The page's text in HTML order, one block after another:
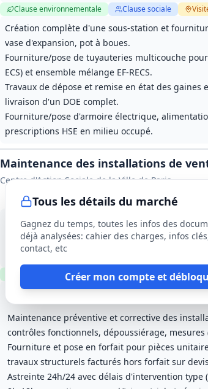
Création complète d'une sous-station et
vase d'expansion, pot à boues.
Fourniture/pose de tuyauteries multicouche
ECS) et ensemble mélange EF‑RECS.
Travaux de dépose et remise en état des
livraison d'un DOE complet.
Fourniture/pose d'armoire électrique,
prescriptions HSE en milieu occupé.
Clause environnementale Clause sociale
Tous les détails du marché
Gagnez du temps, toutes les infos des
déjà analysées: cahier des charges, infos
contact, etc
Créer mon compte et
Maintenance des installations de
Centre d'Action Sociale de la Ville de Paris
Maintenance préventive et corrective des
contrôles fonctionnels, dépoussiérage,
Fourniture et pose en forfait pour pièces
travaux structurels facturés hors forfait sur
Astreinte 24h/24 avec délais d'intervention
2 sept. 2026
Paris (75), départements 91, 92, 93, 94 et Aisne
800 000 €
2 ans (25/01/2027 au 24/01/2029),
Clause environnementale Clause sociale